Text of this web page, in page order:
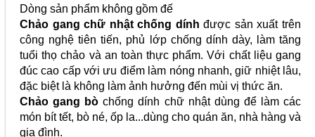
Dòng sản phẩm không gồm đế
Chảo gang chữ nhật chống dính được sản xuất trên
công nghệ tiên tiến, phủ lớp chống dính dày, làm tăng
tuổi thọ chảo và an toàn thực phẩm. Với chất liệu gang
đúc cao cấp với ưu điểm làm nóng nhanh, giữ nhiệt lâu,
đặc biệt là không làm ảnh hưởng đến mùi vị thức ăn.
Chảo gang bò chống dính chữ nhật dùng để làm các
món bít tết, bò né, ốp la...dùng cho quán ăn, nhà hàng và
gia đình.